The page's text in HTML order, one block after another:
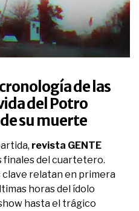
de las
del Potro
su muerte
revista GENTE
del cuartetero.
clave relatan en primera
horas del ídolo
hasta el trágico